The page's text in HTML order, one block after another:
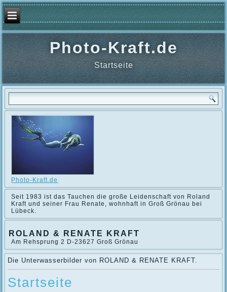
Photo-Kraft.de
Startseite
Photo-Kraft.de
Seit 1983 ist das Tauchen die große Leidenschaft von Roland
Kraft und seiner Frau Renate, wohnhaft in Groß Grönau bei
Lübeck.
ROLAND & RENATE KRAFT
Am Rehsprung 2 D-23627 Groß Grönau
Die Unterwasserbilder von ROLAND & RENATE KRAFT.
Startseite